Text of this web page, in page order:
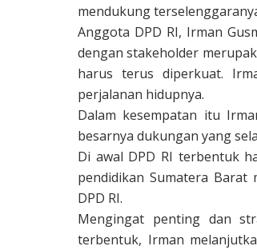
mendukung
Anggota DPD RI, Irman
dengan stakeholder
harus terus diperkuat.
perjalanan hidupnya.
Dalam kesempatan itu
besarnya dukungan yang
Di awal DPD RI terbentuk
pendidikan Sumatera
DPD RI.
Mengingat penting dan
terbentuk, Irman